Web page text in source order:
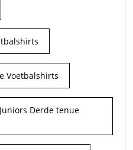
Voetbalshirts
Derde tenue